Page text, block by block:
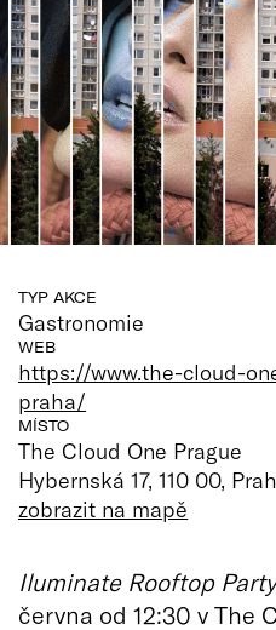
TYP AKCE
Gastronomie
WEB
https://www.the-cloud-
praha/
MÍSTO
The Cloud One Prague
Hybernská 17, 110 00,
zobrazit na mapě
Iluminate Rooftop
června od 12:30 v The